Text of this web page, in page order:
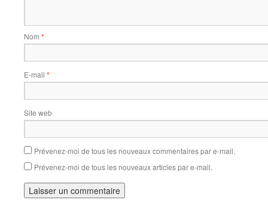
Nom *
E-mail *
Site web
Prévenez-moi de tous les nouveaux commentaires par e-mail.
Prévenez-moi de tous les nouveaux articles par e-mail.